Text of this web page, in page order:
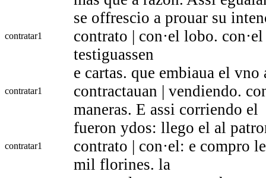
contratar1
se offrescio a prouar su
contrato | con·el lobo.
testiguassen
contratar1
e cartas. que embiaua el
contractauan | vendiendo.
maneras. E assi corriendo el
contratar1
fueron ydos: llego el al
contrato | con·el: e compro
mil florines. la